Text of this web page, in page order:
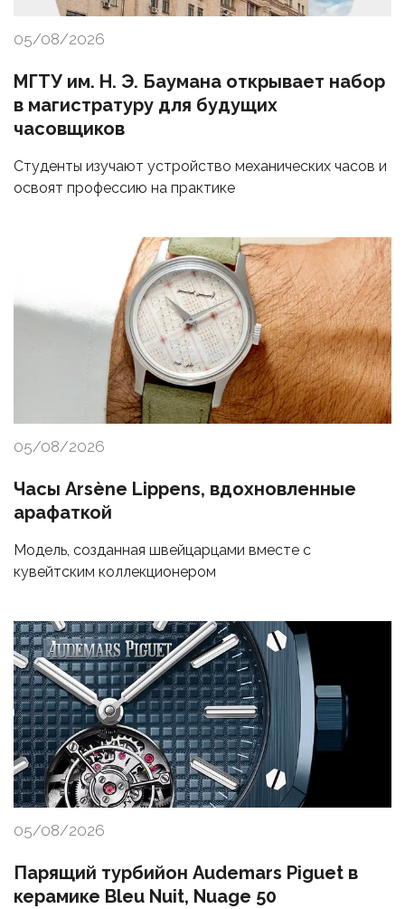
05/08/2026
МГТУ им. Н. Э. Баумана открывает набор
в магистратуру для будущих
часовщиков
Студенты изучают устройство механических часов и
освоят профессию на практике
05/08/2026
Часы Arsène Lippens, вдохновленные
арафаткой
Модель, созданная швейцарцами вместе с
кувейтским коллекционером
05/08/2026
Парящий турбийон Audemars Piguet в
керамике Bleu Nuit, Nuage 50